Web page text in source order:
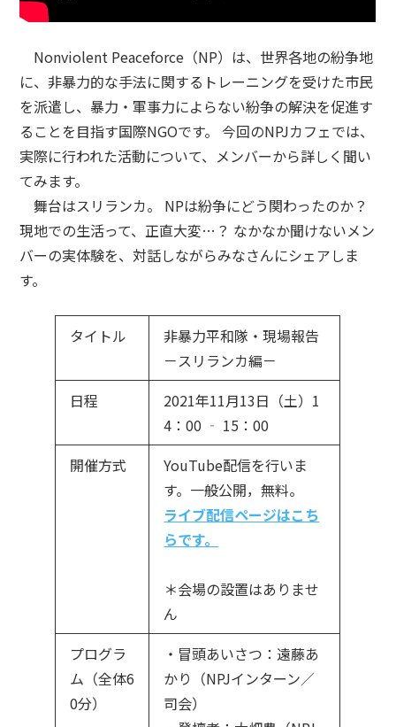
Nonviolent Peaceforce（NP）は、世界各地の紛争地
に、非暴力的な手法に関するトレーニングを受けた市民
を派遣し、暴力・軍事力によらない紛争の解決を促進す
ることを目指す国際NGOです。 今回のNPJカフェでは、
実際に行われた活動について、メンバーから詳しく聞い
てみます。
舞台はスリランカ。 NPは紛争にどう関わったのか？
現地での生活って、正直大変…？ なかなか聞けないメン
バーの実体験を、対話しながらみなさんにシェアしま
す。
タイトル
非暴力平和隊・現場報告
－スリランカ編－
日程
2021年11月13日（土）1
4：00 ‐ 15：00
開催方式
YouTube配信を行いま
す。一般公開，無料。
ライブ配信ページはこち
らです。
＊会場の設置はありませ
ん
プログラ
ム（全体6
0分）
・冒頭あいさつ：遠藤あ
かり（NPJインターン／
司会）